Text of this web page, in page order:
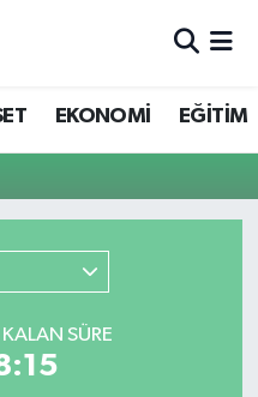
EKONOMİ EĞİTİM
SÜRE